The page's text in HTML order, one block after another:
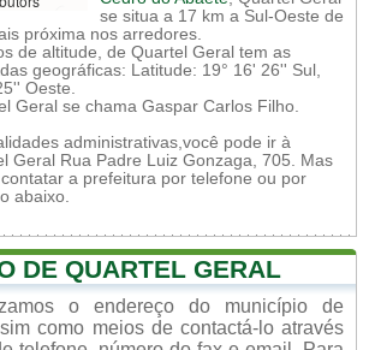
se situa a 17 km a Sul-Oeste de
próxima nos arredores.
de altitude, de Quartel Geral tem as
geográficas: Latitude: 19° 16' 26'' Sul,
Oeste.
Geral se chama Gaspar Carlos Filho.
administrativas,você pode ir à
Geral Rua Padre Luiz Gonzaga, 705. Mas
a prefeitura por telefone ou por
abaixo.
DE QUARTEL GERAL
o endereço do município de
como meios de contactá-lo através